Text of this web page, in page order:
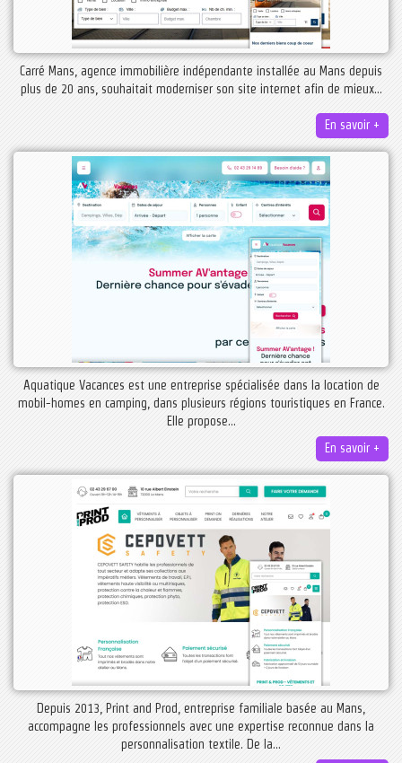
Carré Mans, agence immobilière indépendante installée au Mans depuis
plus de 20 ans, souhaitait moderniser son site internet afin de mieux...
En savoir +
Aquatique Vacances est une entreprise spécialisée dans la location de
mobil-homes en camping, dans plusieurs régions touristiques en France.
Elle propose...
En savoir +
Depuis 2013, Print and Prod, entreprise familiale basée au Mans,
accompagne les professionnels avec une expertise reconnue dans la
personnalisation textile. De la...